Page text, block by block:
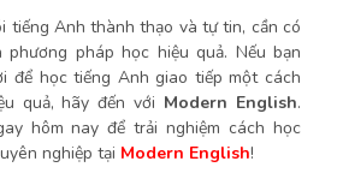
tiếng Anh thành thạo và tự tin, cần có
pháp học hiệu quả. Nếu bạn
để học tiếng Anh giao tiếp một cách
quả, hãy đến với Modern English.
hôm nay để trải nghiệm cách học
nghiệp tại Modern English!